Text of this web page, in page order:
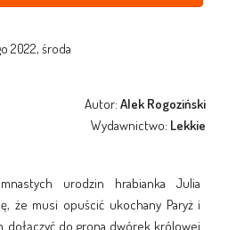
2022, środa
Autor:Alek Rogoziński
Wydawnictwo: Lekkie
urodzin hrabianka Julia
że musi opuścić ukochany Paryż i
dołączyć do grona dwórek królowej